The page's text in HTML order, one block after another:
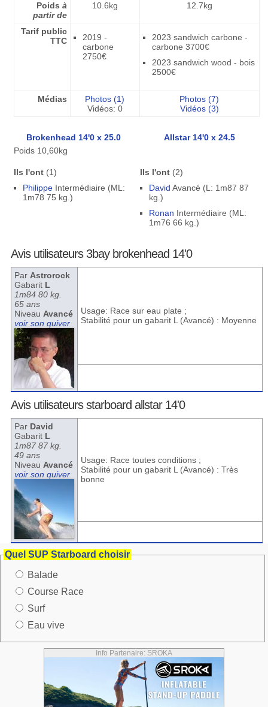
Poids à
partir de
10.6kg 12.7kg
Tarif public
TTC
2019 -
carbone
2750€
2023 sandwich carbone -
carbone 3700€
2023 sandwich wood - bois
2500€
Médias
Photos (1)
Vidéos: 0
Photos (7)
Vidéos (3)
Brokenhead 14'0 x 25.0
Allstar 14'0 x 24.5
Poids 10,60kg
Ils l'ont(1)
PhilippeIntermédiaire (ML:
1m78 75 kg.)
Ils l'ont(2)
David Avancé (L: 1m87 87
kg.)
Ronan Intermédiaire (ML:
1m76 66 kg.)
Avis utilisateurs 3bay brokenhead 14'0
Par Astrorock
Gabarit L
1m84 80 kg.
65 ans
Niveau Avancé
voir son quiver
Usage: Race sur eau plate ;
Stabilité pour un gabarit L (Avancé) : Moyenne
Avis utilisateurs starboard allstar 14'0
Par David
Gabarit L
1m87 87 kg.
49 ans
Niveau Avancé
voir son quiver
Usage: Race toutes conditions ;
Stabilité pour un gabarit L (Avancé) : Très
bonne
Quel SUP Starboard choisir
Balade
Course Race
Surf
Eau vive
Info Partenaire: SROKA